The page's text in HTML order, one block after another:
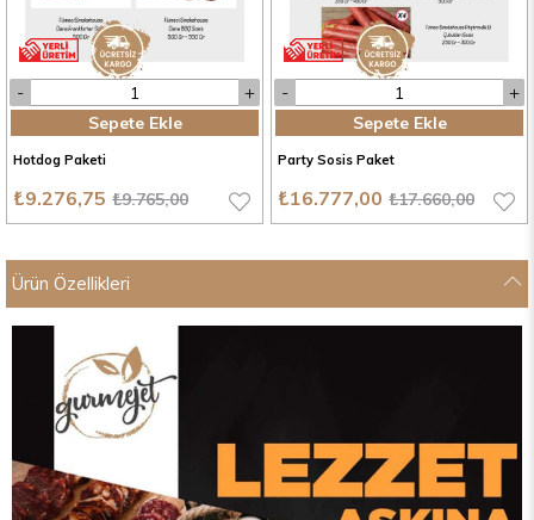
Hotdog Paketi
₺9.276,75 ₺9.765,00
Sepete Ekle
Party Sosis Paket
₺16.777,00 ₺17.660,00
Sepete Ekle
Ürün Özellikleri